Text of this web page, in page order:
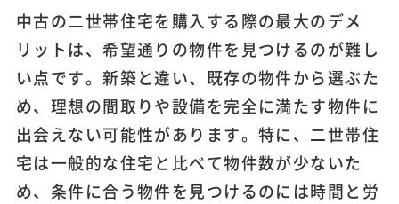
中古の二世帯住宅を購入する際の最大のデメ
リットは、希望通りの物件を見つけるのが難し
い点です。新築と違い、既存の物件から選ぶた
め、理想の間取りや設備を完全に満たす物件に
出会えない可能性があります。特に、二世帯住
宅は一般的な住宅と比べて物件数が少ないた
め、条件に合う物件を見つけるのには時間と労